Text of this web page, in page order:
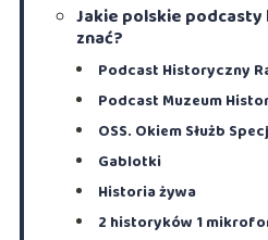
Jakie polskie
znać?
Podcast Historyczny
Podcast Muzeum
OSS. Okiem Służb
Gablotki
Historia żywa
2 historyków 1